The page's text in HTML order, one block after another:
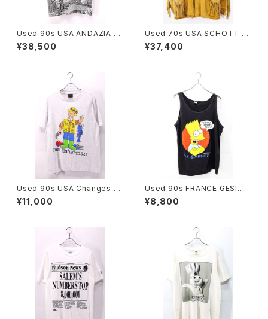
Used 90s USA ANDAZIA M
C ESCHER Relativity Trick
Art All Over Graphic T-Shir
¥38,500
Used 70s USA SCHOTT C
amel Brown Suede Leathe
r Fringe Jacket Size 40 古
¥37,400
Used 90s USA Changes Ji
m Benton Mr Fisherman Po
p Art Graphic T-Shirt Size
¥11,000
Used 90s FRANCE GESIM
CORP The Simpsons Bart
Black Cotton Tank Top Siz
¥8,800